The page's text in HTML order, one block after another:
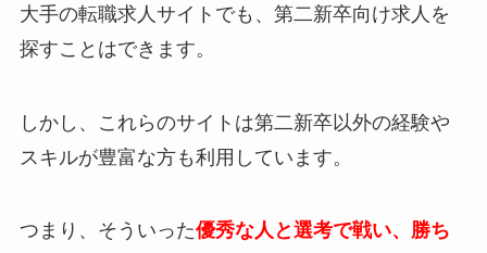
大手の転職求人サイトでも、第二新卒向け求人を
探すことはできます。
しかし、これらのサイトは第二新卒以外の経験や
スキルが豊富な方も利用しています。
つまり、そういった優秀な人と選考で戦い、勝ち